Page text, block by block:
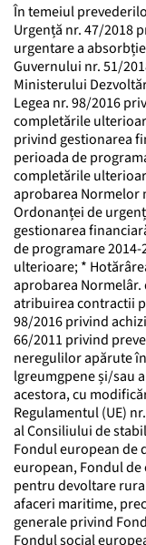
În temeiul
Urgență nr. 47/2018
urgentare a
Guvernului nr. 51/
Ministerului
Legea nr. 98/2016
completările
privind gestionarea
perioada de
completările
aprobarea Normelor
Ordonanței de
gestionarea
de programare
ulterioare; *
aprobarea
atribuirea contractii
98/2016 privind
66/2011 privind
neregulilor apărute
lgreumgpene și/sau
acestora, cu
Regulamentul (UE)
al Consiliului de
Fondul european de
european, Fondul
pentru devoltare
afaceri maritime,
generale privind
Fondul social